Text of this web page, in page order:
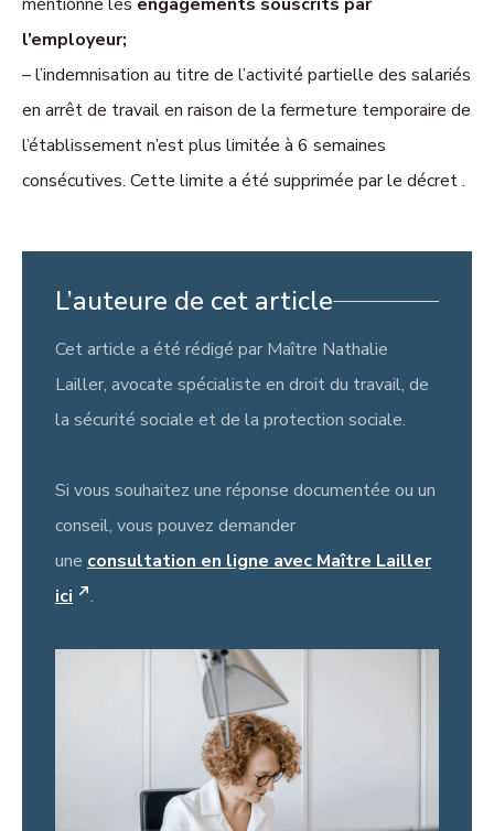
l’employeur;
– l’indemnisation au titre de l’activité partielle des salariés
en arrêt de travail en raison de la fermeture temporaire de
l’établissement n’est plus limitée à 6 semaines
consécutives. Cette limite a été supprimée par le décret .
L’auteure de cet article
Cet article a été rédigé par Maître Nathalie
Lailler, avocate spécialiste en droit du travail, de
la sécurité sociale et de la protection sociale.
Si vous souhaitez une réponse documentée ou un
conseil, vous pouvez demander
une consultation en ligne avec Maître Lailler
ici
.